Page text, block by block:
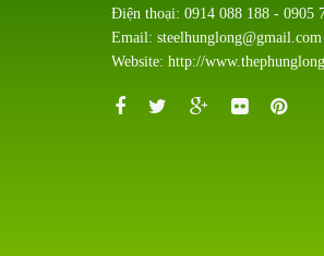
Điện thoại: 0914 088 188 - 0905
Email: steelhunglong@gmail.com
Website: http://